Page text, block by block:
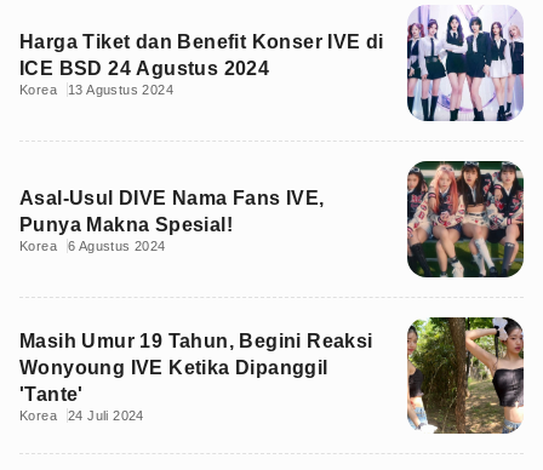
Harga Tiket dan Benefit Konser IVE di
ICE BSD 24 Agustus 2024
Korea 13 Agustus 2024
Asal-Usul DIVE Nama Fans IVE,
Punya Makna Spesial!
Korea 6 Agustus 2024
Masih Umur 19 Tahun, Begini Reaksi
Wonyoung IVE Ketika Dipanggil
'Tante'
Korea 24 Juli 2024